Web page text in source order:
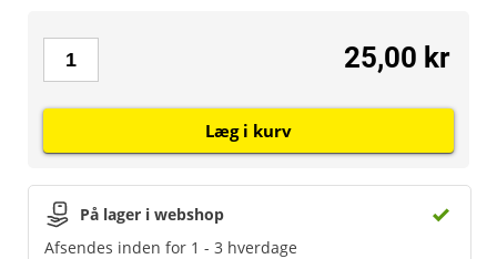
På lager i webshop
Afsendes inden for 1 - 3 hverdage
25,00 kr
Læg i kurv